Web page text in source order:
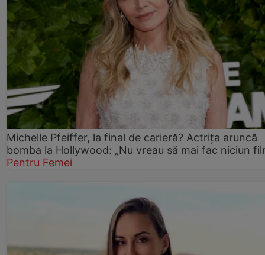
Michelle Pfeiffer, la final de carieră? Actrița aruncă
bomba la Hollywood: „Nu vreau să mai fac niciun
Pentru Femei